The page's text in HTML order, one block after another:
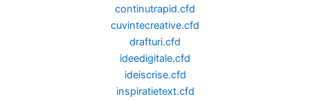
continutrapid.cfd
cuvintecreative.cfd
drafturi.cfd
ideedigitale.cfd
ideiscrise.cfd
inspiratietext.cfd